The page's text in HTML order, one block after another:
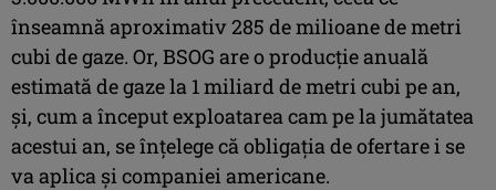
înseamnă aproximativ 285 de milioane de metri
cubi de gaze. Or, BSOG are o producție anuală
estimată de gaze la 1 miliard de metri cubi pe an,
și, cum a început exploatarea cam pe la jumătatea
acestui an, se înțelege că obligația de ofertare i se
va aplica și companiei americane.